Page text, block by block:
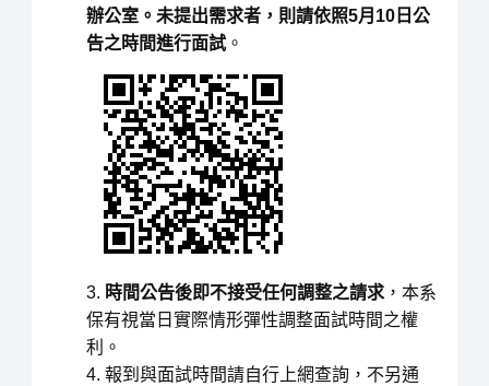
辦公室。 未提出需求者，則請依照5月 10日公
告之時間進行面試。
時間公告後即不接受任何調整之請求，本系
保有視當日實際情形彈性調整面試時間之權
利。
報到與面試時間請自行上網查詢，不另通